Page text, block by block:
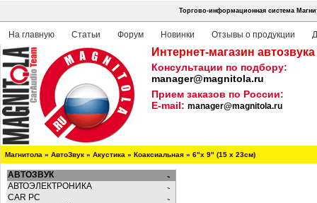
Торгово-информационная система
На главную Статьи Форум Новинки Отзывы о продукции
Интернет-магазин
Консультации по подбору:
manager@magnitola.ru
Прием заказов по России:
E-mail: manager@magnitola.ru
Магнитола » АвтоЗвук » Акустика » Коаксиальная » 6"х 9" (15 х 23см)
АВТОЗВУК
АВТОЭЛЕКТРОНИКА
CAR PC